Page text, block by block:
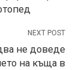
NEXT POST
не доведе
на къща в